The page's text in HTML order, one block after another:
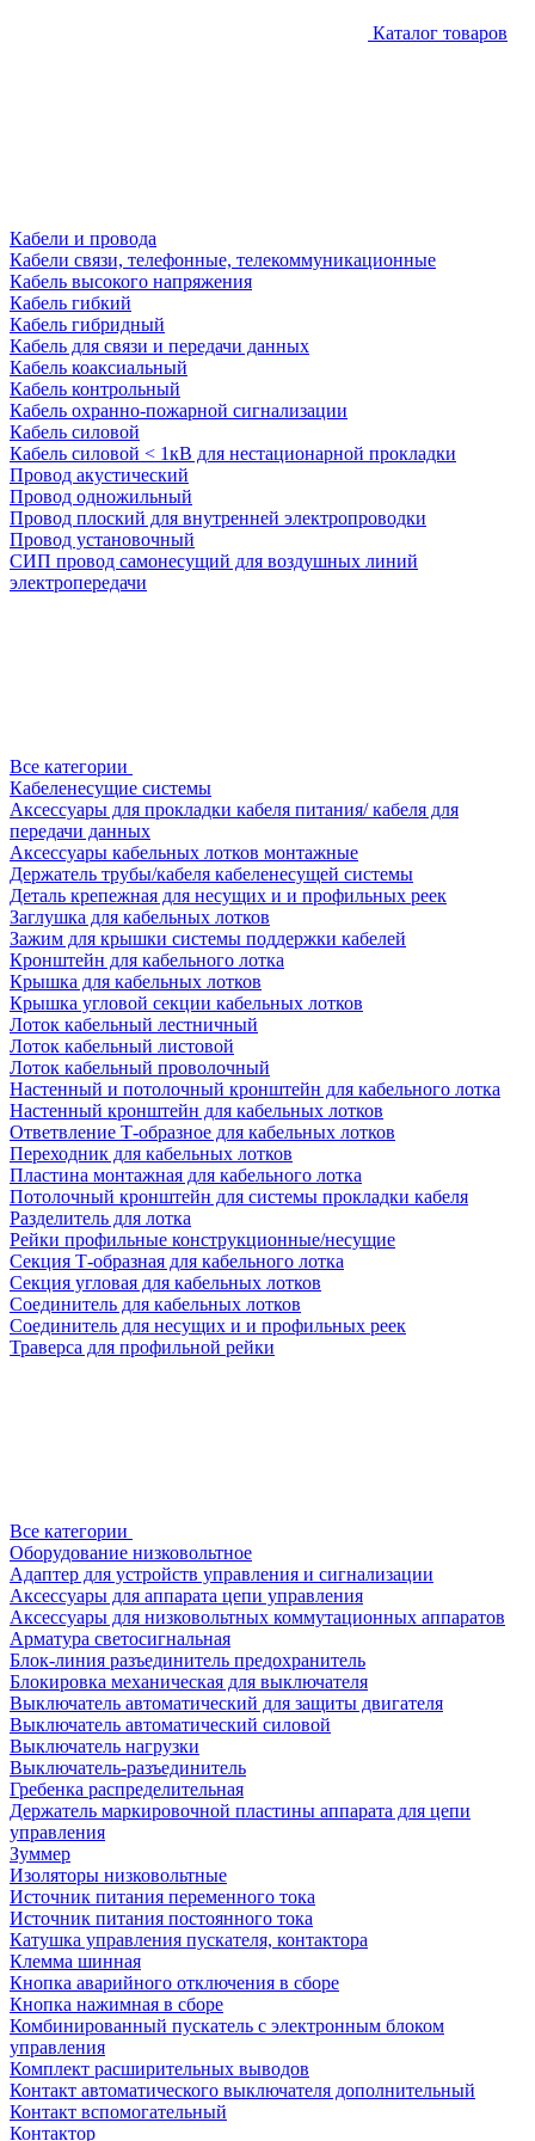
Каталог товаров
Кабели и провода
Кабели связи, телефонные, телекоммуникационные
Кабель высокого напряжения
Кабель гибкий
Кабель гибридный
Кабель для связи и передачи данных
Кабель коаксиальный
Кабель контрольный
Кабель охранно-пожарной сигнализации
Кабель силовой
Кабель силовой < 1кВ для нестационарной прокладки
Провод акустический
Провод одножильный
Провод плоский для внутренней электропроводки
Провод установочный
СИП провод самонесущий для воздушных линий
электропередачи
Все категории
Кабеленесущие системы
Аксессуары для прокладки кабеля питания/ кабеля для
передачи данных
Аксессуары кабельных лотков монтажные
Держатель трубы/кабеля кабеленесущей системы
Деталь крепежная для несущих и и профильных реек
Заглушка для кабельных лотков
Зажим для крышки системы поддержки кабелей
Кронштейн для кабельного лотка
Крышка для кабельных лотков
Крышка угловой секции кабельных лотков
Лоток кабельный лестничный
Лоток кабельный листовой
Лоток кабельный проволочный
Настенный и потолочный кронштейн для кабельного лотка
Настенный кронштейн для кабельных лотков
Ответвление Т-образное для кабельных лотков
Переходник для кабельных лотков
Пластина монтажная для кабельного лотка
Потолочный кронштейн для системы прокладки кабеля
Разделитель для лотка
Рейки профильные конструкционные/несущие
Секция Т-образная для кабельного лотка
Секция угловая для кабельных лотков
Соединитель для кабельных лотков
Соединитель для несущих и и профильных реек
Траверса для профильной рейки
Все категории
Оборудование низковольтное
Адаптер для устройств управления и сигнализации
Аксессуары для аппарата цепи управления
Аксессуары для низковольтных коммутационных аппаратов
Арматура светосигнальная
Блок-линия разъединитель предохранитель
Блокировка механическая для выключателя
Выключатель автоматический для защиты двигателя
Выключатель автоматический силовой
Выключатель нагрузки
Выключатель-разъединитель
Гребенка распределительная
Держатель маркировочной пластины аппарата для цепи
управления
Зуммер
Изоляторы низковольтные
Источник питания переменного тока
Источник питания постоянного тока
Катушка управления пускателя, контактора
Клемма шинная
Кнопка аварийного отключения в сборе
Кнопка нажимная в сборе
Комбинированный пускатель с электронным блоком
управления
Комплект расширительных выводов
Контакт автоматического выключателя дополнительный
Контакт вспомогательный
Контактор